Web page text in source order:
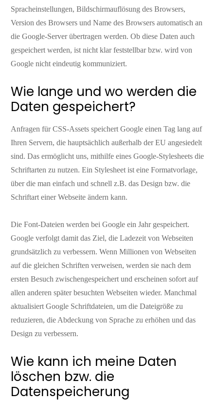
Spracheinstellungen, Bildschirmauflösung des Browsers,
Version des Browsers und Name des Browsers automatisch an
die Google-Server übertragen werden. Ob diese Daten auch
gespeichert werden, ist nicht klar feststellbar bzw. wird von
Google nicht eindeutig kommuniziert.
Wie lange und wo werden die
Daten gespeichert?
Anfragen für CSS-Assets speichert Google einen Tag lang auf
Ihren Servern, die hauptsächlich außerhalb der EU angesiedelt
sind. Das ermöglicht uns, mithilfe eines Google-Stylesheets die
Schriftarten zu nutzen. Ein Stylesheet ist eine Formatvorlage,
über die man einfach und schnell z.B. das Design bzw. die
Schriftart einer Webseite ändern kann.
Die Font-Dateien werden bei Google ein Jahr gespeichert.
Google verfolgt damit das Ziel, die Ladezeit von Webseiten
grundsätzlich zu verbessern. Wenn Millionen von Webseiten
auf die gleichen Schriften verweisen, werden sie nach dem
ersten Besuch zwischengespeichert und erscheinen sofort auf
allen anderen später besuchten Webseiten wieder. Manchmal
aktualisiert Google Schriftdateien, um die Dateigröße zu
reduzieren, die Abdeckung von Sprache zu erhöhen und das
Design zu verbessern.
Wie kann ich meine Daten
löschen bzw. die
Datenspeicherung